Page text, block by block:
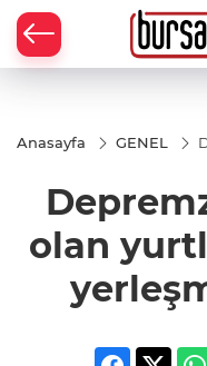
Anasayfa GENEL
olan